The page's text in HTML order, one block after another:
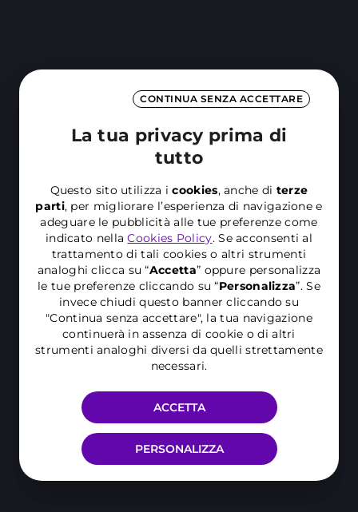
CONTINUA SENZA ACCETTARE
La tua privacy prima di
tutto
Questo sito utilizza icookies, anche di terze
parti, per migliorare l’esperienza di navigazione e
adeguare le pubblicità alle tue preferenze come
indicato nellaCookies Policy. Se acconsenti al
trattamento di tali cookies o altri strumenti
analoghi clicca su “Accetta” oppure personalizza
le tue preferenze cliccando su “Personalizza”. Se
invece chiudi questo banner cliccando su
"Continua senza accettare", la tua navigazione
continuerà in assenza di cookie o di altri
strumenti analoghi diversi da quelli strettamente
necessari.
PERSONALIZZA
ACCETTA